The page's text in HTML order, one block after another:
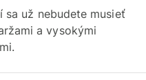
sa už nebudete musieť
a vysokými